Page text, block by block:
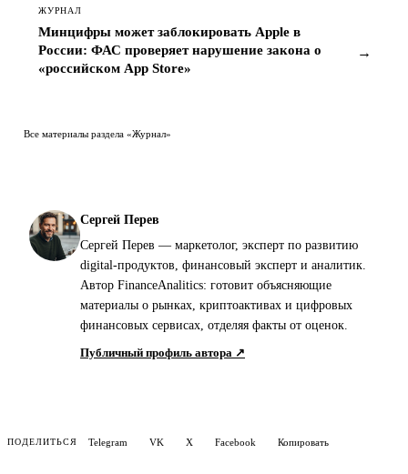
ЖУРНАЛ
Минцифры может заблокировать Apple в
России: ФАС проверяет нарушение закона о
«российском App Store»
→
Все материалы раздела «Журнал»
Сергей Перев
Сергей Перев — маркетолог, эксперт по развитию
digital-продуктов, финансовый эксперт и аналитик.
Автор FinanceAnalitics: готовит объясняющие
материалы о рынках, криптоактивах и цифровых
финансовых сервисах, отделяя факты от оценок.
Публичный профиль автора ↗
ПОДЕЛИТЬСЯ Telegram VK X Facebook Копировать